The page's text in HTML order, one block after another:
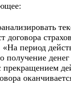
договора
«На период
получение
прекращением